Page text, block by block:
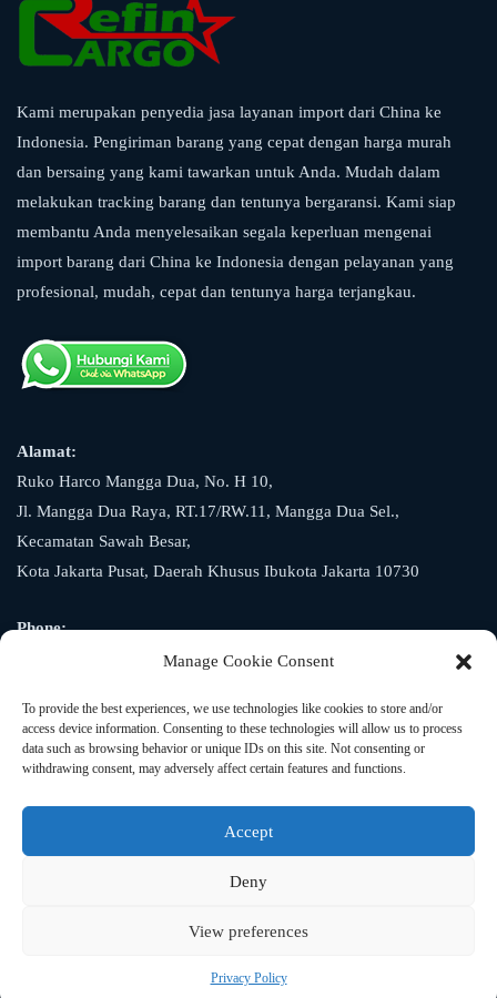
Manage Cookie Consent
To provide the best experiences, we use technologies like cookies to store and/or
access device information. Consenting to these technologies will allow us to process
data such as browsing behavior or unique IDs on this site. Not consenting or
withdrawing consent, may adversely affect certain features and functions.
Accept
Deny
View preferences
Privacy Policy
Kami merupakan penyedia jasa layanan import dari China ke
Indonesia. Pengiriman barang yang cepat dengan harga murah
dan bersaing yang kami tawarkan untuk Anda. Mudah dalam
melakukan tracking barang dan tentunya bergaransi. Kami siap
membantu Anda menyelesaikan segala keperluan mengenai
import barang dari China ke Indonesia dengan pelayanan yang
profesional, mudah, cepat dan tentunya harga terjangkau.
Alamat:
Ruko Harco Mangga Dua, No. H 10,
Jl. Mangga Dua Raya, RT.17/RW.11, Mangga Dua Sel.,
Kecamatan Sawah Besar,
Kota Jakarta Pusat, Daerah Khusus Ibukota Jakarta 10730
Phone:
Whatsapp:
+62 811 959 8832
refincargo
Barang dan Produk dari China ke Indonesia.